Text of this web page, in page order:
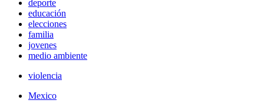
deporte
educación
elecciones
familia
jovenes
medio ambiente
violencia
Mexico